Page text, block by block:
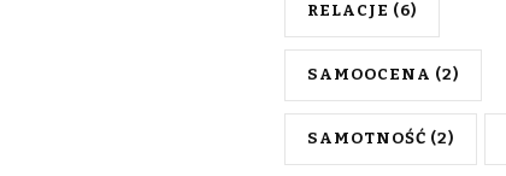
RELACJE (6)
SAMOOCENA (2)
SAMOTNOŚĆ (2)